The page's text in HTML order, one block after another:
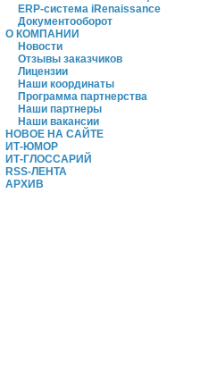
ERP-система iRenaissance
Документооборот
О КОМПАНИИ
Новости
Отзывы заказчиков
Лицензии
Наши координаты
Программа партнерства
Наши партнеры
Наши вакансии
НОВОЕ НА САЙТЕ
ИТ-ЮМОР
ИТ-ГЛОССАРИЙ
RSS-ЛЕНТА
АРХИВ